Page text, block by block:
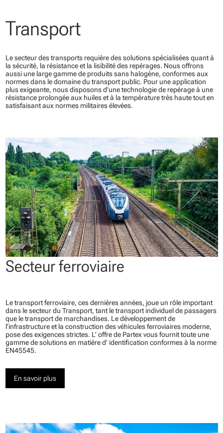
Transport
Le secteur des transports requière des solutions spécialisées quant à
la sécurité, la résistance et la lisibilité des repérages. Nous offrons
aussi une large gamme de produits sans halogène, conformes aux
normes dans le domaine du transport public. Pour une application
plus exigeante, nous disposons d’une technologie de repérage à une
résistance prolongée aux huiles et à la température très haute tout en
satisfaisant aux normes militaires élevées.
Secteur ferroviaire
Le transport ferroviaire, ces dernières années, joue un rôle important
dans le secteur du Transport, tant le transport individuel de passagers
que le transport de marchandises. Le développement de
l’infrastructure et la construction des véhicules ferroviaires moderne,
pose des exigences strictes. L’ offre de Partex vous fournit toute une
gamme de solutions en matière d’ identification conformes à la norme
EN45545.
En savoir plus